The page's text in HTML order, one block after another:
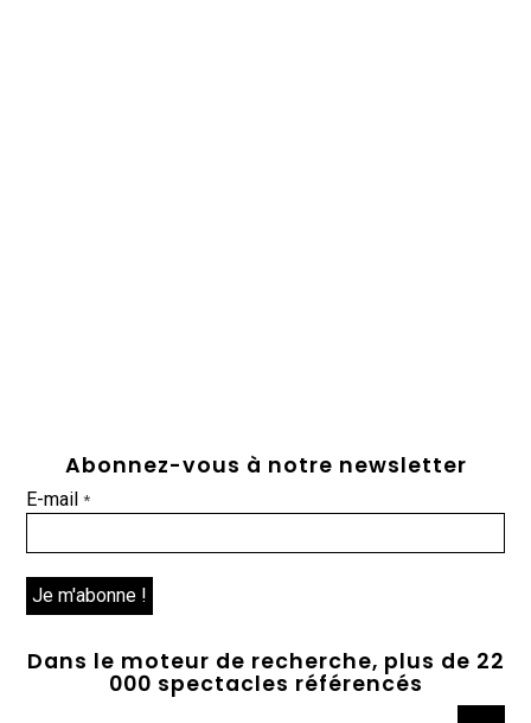
Abonnez-vous à notre newsletter
E-mail*
Dans le moteur de recherche, plus de 22
000 spectacles référencés